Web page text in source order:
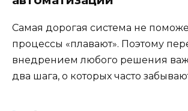
Самая дорогая система не
процессы «плавают». Поэтому
внедрением любого решения
два шага, о которых часто